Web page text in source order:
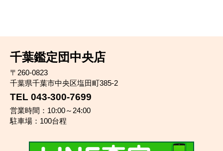
千葉鑑定団中央店
〒260-0823
千葉県千葉市中央区塩田町385-2
TEL 043-300-7699
営業時間：10:00～24:00
駐車場：100台程